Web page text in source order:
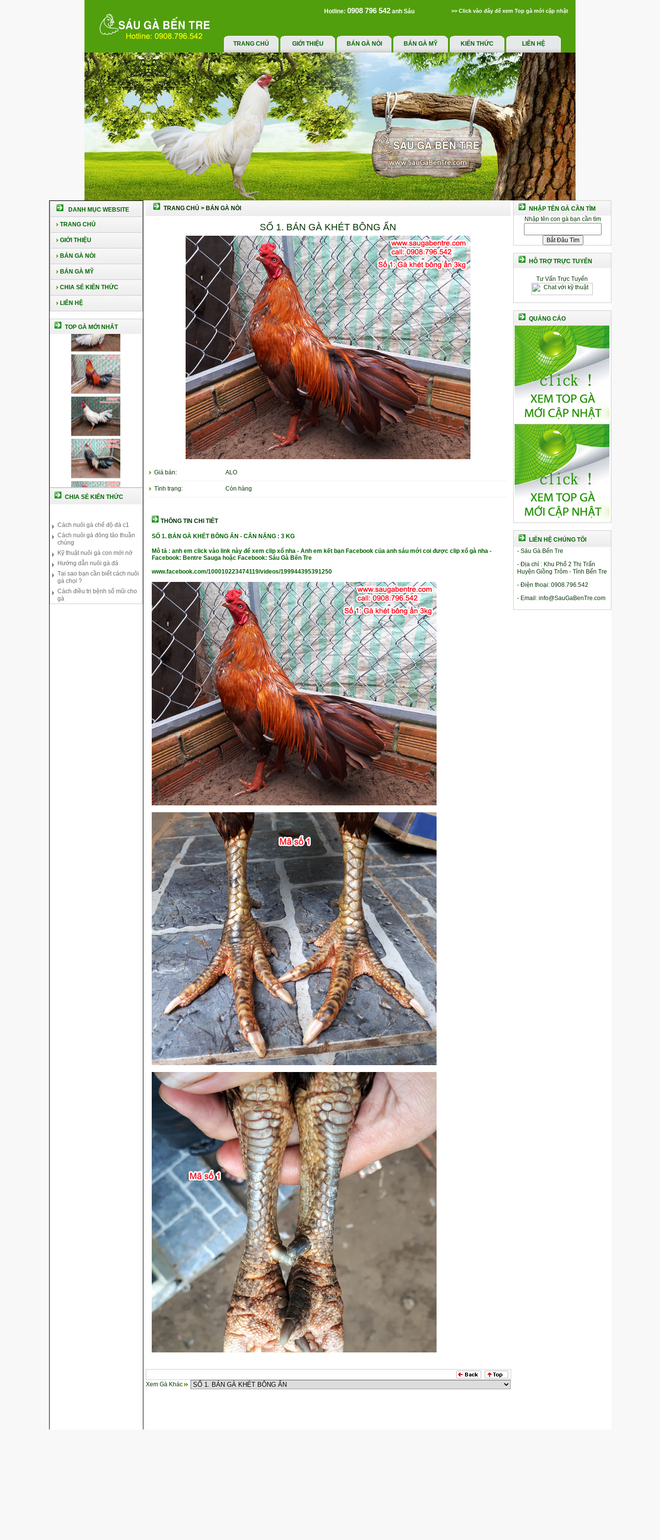
Hotline: 0908 796 542 anh Sáu >> Click vào đây để xem Top gà mới cập nhật
TRANG CHỦ GIỚI THIỆU BÁN GÀ NÒI BÁN GÀ MỸ KIẾN THỨC LIÊN HỆ
DANH MỤC WEBSITE
TRANG CHỦ
GIỚI THIỆU
BÁN GÀ NÒI
BÁN GÀ MỸ
CHIA SẺ KIẾN THỨC
LIÊN HỆ
TOP GÀ MỚI NHẤT
CHIA SẺ KIẾN THỨC
chủng
Kỹ thuật nuôi gà con mới nở
Hướng dẫn nuôi gà đá
Tại sao bạn cần biết cách nuôi
gà chọi ?
Cách điều trị bệnh sổ mũi cho
gà
TRANG CHỦ > BÁN GÀ NÒI
SỐ 1. BÁN GÀ KHÉT BÔNG ẨN
Giá bán: ALO
Tình trạng: Còn hàng
THÔNG TIN CHI TIẾT
SỐ 1. BÁN GÀ KHÉT BÔNG ẨN - CÂN NẶNG : 3 KG
Mô tả : anh em click vào link này để xem clip xổ nha - Anh em kết bạn Facebook của anh sáu mới coi được clip xổ gà nha -
Facebook: Bentre Sauga hoặc Facebook: Sáu Gà Bến Tre
www.facebook.com/100010223474119/videos/199944395391250
Xem Gà Khác
NHẬP TÊN GÀ CẦN TÌM
Nhập tên con gà bạn cần tìm
HỖ TRỢ TRỰC TUYẾN
Tư Vấn Trực Tuyến
QUẢNG CÁO
LIÊN HỆ CHÚNG TÔI
- Sáu Gà Bến Tre
- Địa chỉ : Khu Phố 2 Thị Trấn
Huyện Giồng Trôm - Tỉnh Bến Tre
- Điện thoại: 0908.796.542
- Email: info@SauGaBenTre.com